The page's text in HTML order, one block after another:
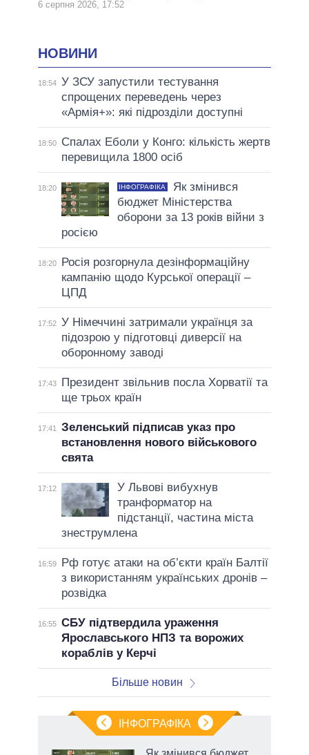
6 серпня 2026, 17:52
НОВИНИ
18:54 У ЗСУ запустили тестування
спрощених переведень через
«Армія+»: які підрозділи доступні
18:50
Спалах Еболи у Конго: кількість жертв
перевищила 1800 осіб
18:20 ІНФОГРАФІКА
Як змінився
бюджет Міністерства
оборони за 13 років війни з
росією
18:20
Росія розгорнула дезінформаційну
кампанію щодо Курської операції –
ЦПД
17:52 У Німеччині затримали українця за
підозрою у підготовці диверсії на
оборонному заводі
17:43
Президент звільнив посла Хорватії та
ще трьох країн
17:41
Зеленський підписав указ про
встановлення нового військового
свята
17:12
У Львові вибухнув
транформатор на
підстанції, частина міста
знеструмлена
16:59
Рф готує атаки на об’єкти країн Балтії
з використанням українських дронів –
розвідка
16:55 СБУ підтвердила ураження
Ярославського НПЗ та ворожих
кораблів у Керчі
Більше новин
ІНФОГРАФІКА